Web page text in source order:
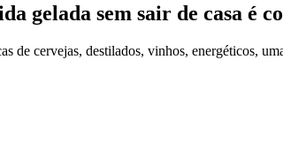
gelada sem sair de casa é
de cervejas, destilados, vinhos, energéticos,